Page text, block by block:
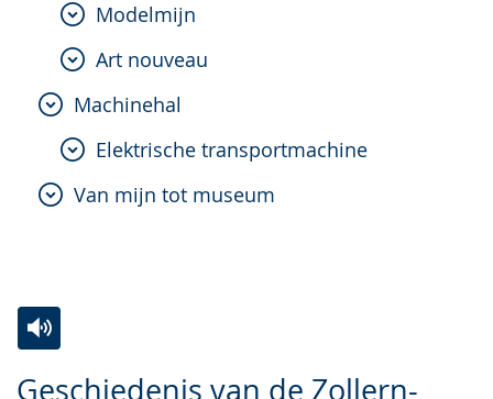
Modelmijn
Art nouveau
Machinehal
Elektrische transportmachine
Van mijn tot museum
Geschiedenis van de Zollern-